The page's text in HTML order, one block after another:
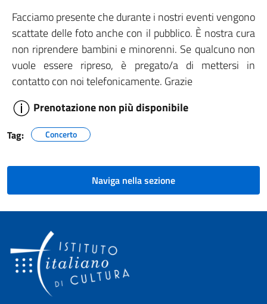
Facciamo presente che durante i nostri eventi vengono
scattate delle foto anche con il pubblico. È nostra cura
non riprendere bambini e minorenni. Se qualcuno non
vuole essere ripreso, è pregato/a di mettersi in
contatto con noi telefonicamente. Grazie
Prenotazione non più disponibile
Tag: Concerto
Naviga nella sezione